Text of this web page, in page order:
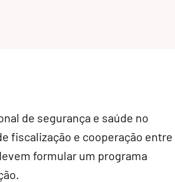
de segurança e saúde no
fiscalização e cooperação entre
formular um programa